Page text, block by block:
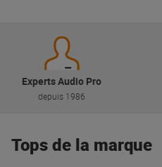
Experts Audio Pro
depuis 1986
Tops de la marque